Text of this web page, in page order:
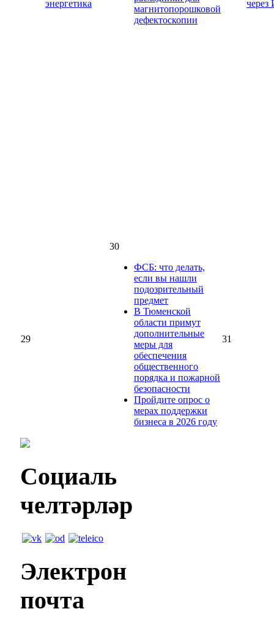
энергетика
магнитопорошковой
дефектоскопии
29
30
ФСБ: что делать,
если вы нашли
подозрительный
предмет
В Тюменской
области примут
дополнительные
меры для
обеспечения
общественного
порядка и пожарной
безопасности
Пройдите опрос о
мерах поддержки
бизнеса в 2026 году
31
Социаль
челтәрләр
Электрон
почта